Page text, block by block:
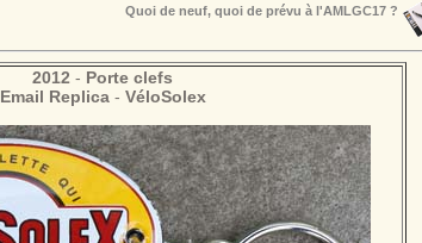
Quoi de neuf, quoi de prévu à l'AMLGC17 ?
2012 - Porte clefs
Email Replica- VéloSolex